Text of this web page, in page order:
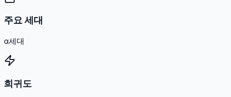
주요 세대
α세대
희귀도